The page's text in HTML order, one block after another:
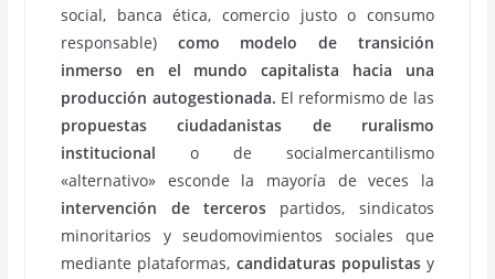
social, banca ética, comercio justo o consumo
responsable) como modelo de transición
inmerso en el mundo capitalista hacia una
producción autogestionada. El reformismo de las
propuestas ciudadanistas de ruralismo
institucional o de socialmercantilismo
«alternativo» esconde la mayoría de veces la
intervención de terceros partidos, sindicatos
minoritarios y seudomovimientos sociales que
mediante plataformas, candidaturas populistasy